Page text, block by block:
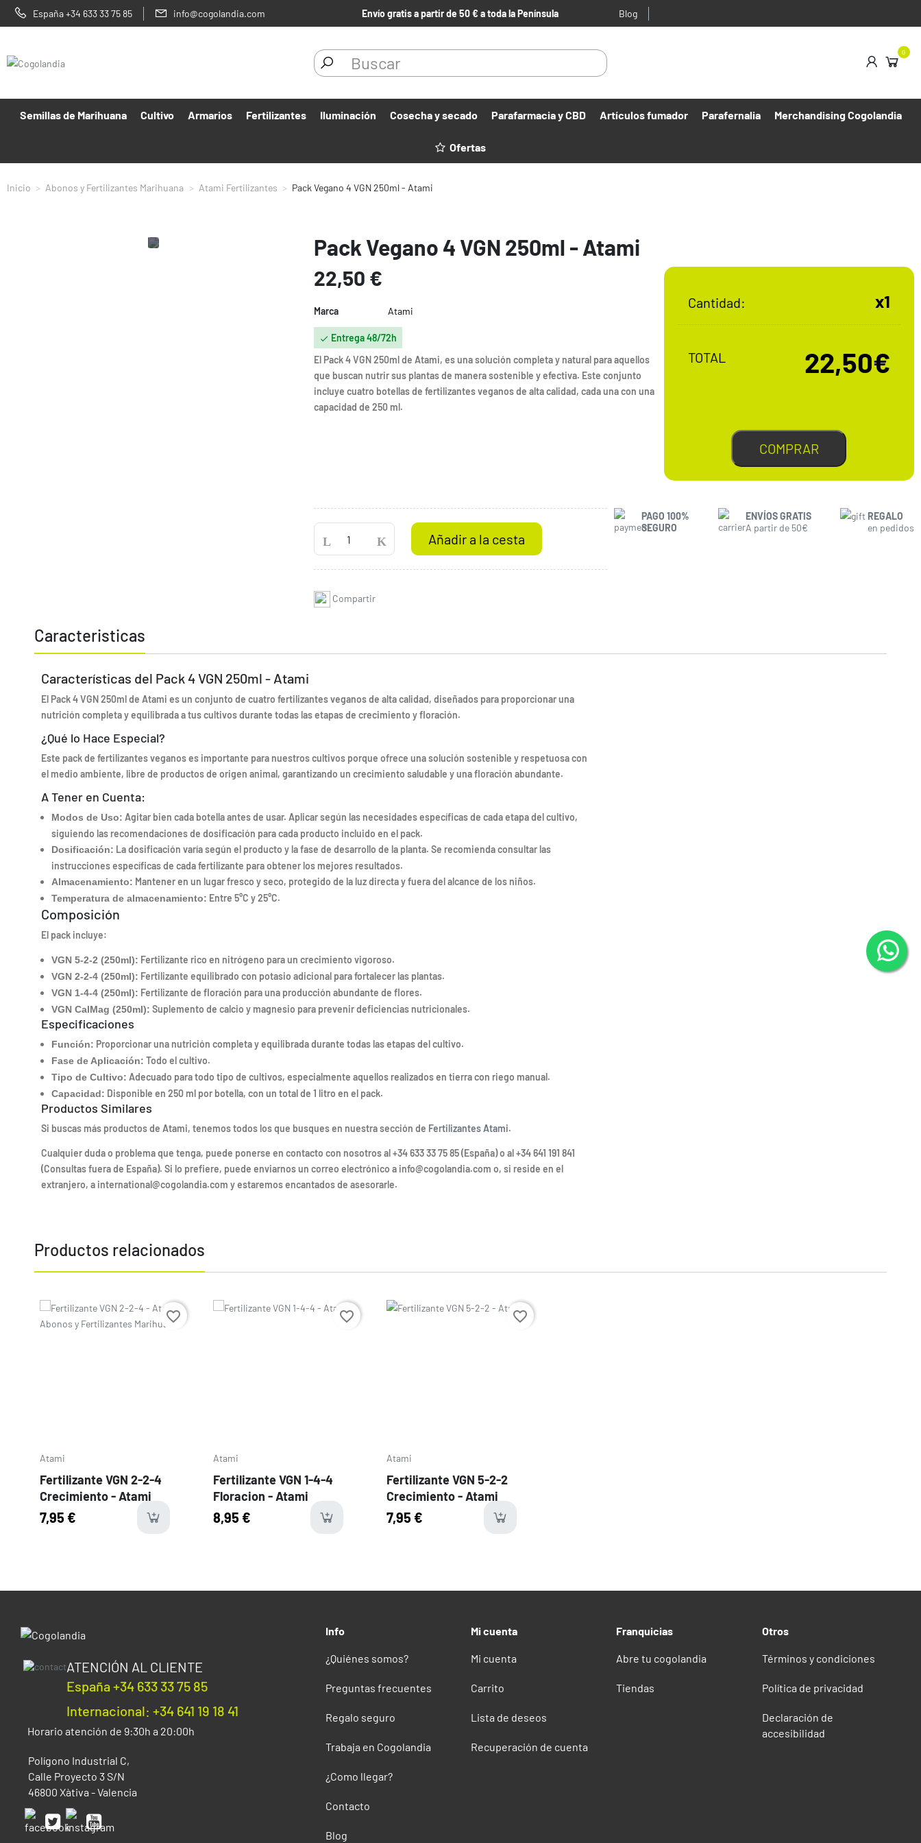
España +34 633 33 75 85 info@cogolandia.com Envío gratis a partir de 50 € a toda la Península Blog
0
Semillas de Marihuana Cultivo Armarios Fertilizantes Iluminación Cosecha y secado Parafarmacia y CBD Artículos fumador Parafernalia Merchandising Cogolandia
Ofertas
Inicio Abonos y Fertilizantes Marihuana Atami Fertilizantes Pack Vegano 4 VGN 250ml - Atami
Pack Vegano 4 VGN 250ml - Atami
22,50 €
Marca Atami
 Entrega 48/72h
El Pack 4 VGN 250ml de Atami, es una solución completa y natural para aquellos
que buscan nutrir sus plantas de manera sostenible y efectiva. Este conjunto
incluye cuatro botellas de fertilizantes veganos de alta calidad, cada una con una
capacidad de 250 ml.
Cantidad: x1
TOTAL 22,50€
COMPRAR
Añadir a la cesta
Compartir
PAGO 100%
SEGURO
ENVÍOS GRATIS
A partir de 50€
REGALO
en pedidos
Caracteristicas
Características del Pack 4 VGN 250ml - Atami
El Pack 4 VGN 250ml de Atami es un conjunto de cuatro fertilizantes veganos de alta calidad, diseñados para proporcionar una
nutrición completa y equilibrada a tus cultivos durante todas las etapas de crecimiento y floración.
¿Qué lo Hace Especial?
Este pack de fertilizantes veganos es importante para nuestros cultivos porque ofrece una solución sostenible y respetuosa con
el medio ambiente, libre de productos de origen animal, garantizando un crecimiento saludable y una floración abundante.
A Tener en Cuenta:
Modos de Uso: Agitar bien cada botella antes de usar. Aplicar según las necesidades específicas de cada etapa del cultivo,
siguiendo las recomendaciones de dosificación para cada producto incluido en el pack.
Dosificación: La dosificación varía según el producto y la fase de desarrollo de la planta. Se recomienda consultar las
instrucciones específicas de cada fertilizante para obtener los mejores resultados.
Almacenamiento: Mantener en un lugar fresco y seco, protegido de la luz directa y fuera del alcance de los niños.
Temperatura de almacenamiento: Entre 5°C y 25°C.
Composición
El pack incluye:
VGN 5-2-2 (250ml): Fertilizante rico en nitrógeno para un crecimiento vigoroso.
VGN 2-2-4 (250ml): Fertilizante equilibrado con potasio adicional para fortalecer las plantas.
VGN 1-4-4 (250ml): Fertilizante de floración para una producción abundante de flores.
VGN CalMag (250ml): Suplemento de calcio y magnesio para prevenir deficiencias nutricionales.
Especificaciones
Función: Proporcionar una nutrición completa y equilibrada durante todas las etapas del cultivo.
Fase de Aplicación: Todo el cultivo.
Tipo de Cultivo: Adecuado para todo tipo de cultivos, especialmente aquellos realizados en tierra con riego manual.
Capacidad: Disponible en 250 ml por botella, con un total de 1 litro en el pack.
Productos Similares
Si buscas más productos de Atami, tenemos todos los que busques en nuestra sección de Fertilizantes Atami.
Cualquier duda o problema que tenga, puede ponerse en contacto con nosotros al +34 633 33 75 85 (España) o al +34 641 191 841
(Consultas fuera de España). Si lo prefiere, puede enviarnos un correo electrónico a info@cogolandia.com o, si reside en el
extranjero, a international@cogolandia.com y estaremos encantados de asesorarle.
Productos relacionados
Precio
Atami
Fertilizante VGN 2-2-4
Crecimiento - Atami
7,95 € available
favorite_border Precio
Atami
Fertilizante VGN 1-4-4
Floracion - Atami
8,95 € available
favorite_border Precio
Atami
Fertilizante VGN 5-2-2
Crecimiento - Atami
7,95 €
favorite_border
ATENCIÓN AL CLIENTE
España +34 633 33 75 85
Internacional: +34 641 19 18 41
Horario atención de 9:30h a 20:00h
Polígono Industrial C,
Calle Proyecto 3 S/N
46800 Xàtiva - Valencia
Info
¿Quiénes somos?
Preguntas frecuentes
Regalo seguro
Trabaja en Cogolandia
¿Como llegar?
Contacto
Blog
Mi cuenta
Mi cuenta
Carrito
Lista de deseos
Recuperación de cuenta
Franquicias
Abre tu cogolandia
Tiendas
Otros
Términos y condiciones
Política de privacidad
Declaración de
accesibilidad